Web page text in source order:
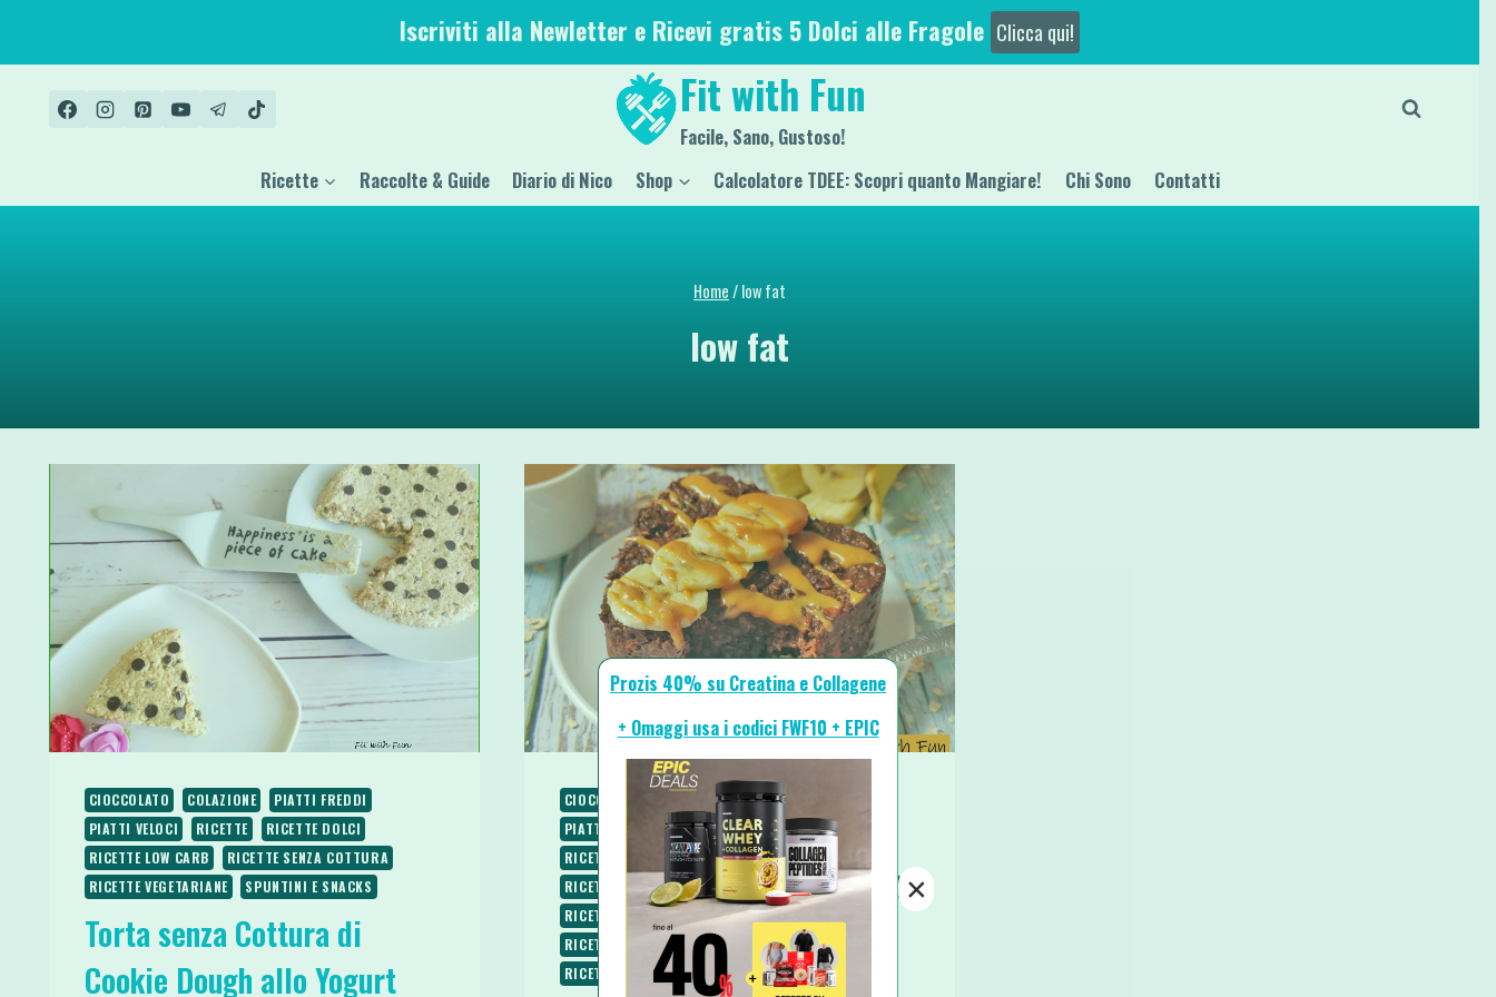
contenuto
Iscriviti alla Newletter e Ricevi gratis 5 Dolci alle Fragole Clicca qui!
Fit with Fun
Facile, Sano, Gustoso!
Ricette Raccolte & Guide Diario di Nico Shop Calcolatore TDEE: Scopri quanto Mangiare! Chi Sono Contatti
Home/low fat
low fat
CIOCCOLATO COLAZIONE
PIATTI FREDDI
PIATTI VELOCI
RICETTE
RICETTE DOLCI
RICETTE LOW CARB
RICETTE SENZA COTTURA
RICETTE VEGETARIANE
SPUNTINI E SNACKS
Torta senza Cottura di
Cookie Dough allo Yogurt
CIOCCOLATO
PIATTI FREDDI
PIATTI VELOCI
RICETTE
RICETTE DOLCI
RICETTE PROTEICHE
RICETTE SENZA BURRO
RICETTE SENZA COTTURA
RICETTE SENZA GLUTINE
RICETTE SENZA LATTOSIO
RICETTE SENZA UOVA
RICETTE SENZA ZUCCHERO
RICETTE VEGANE
RICETTE VEGETARIANE
SPUNTINI E SNACKS
Prozis 40% su Creatina e Collagene
+ Omaggi usa i codici FWF10 + EPIC
×